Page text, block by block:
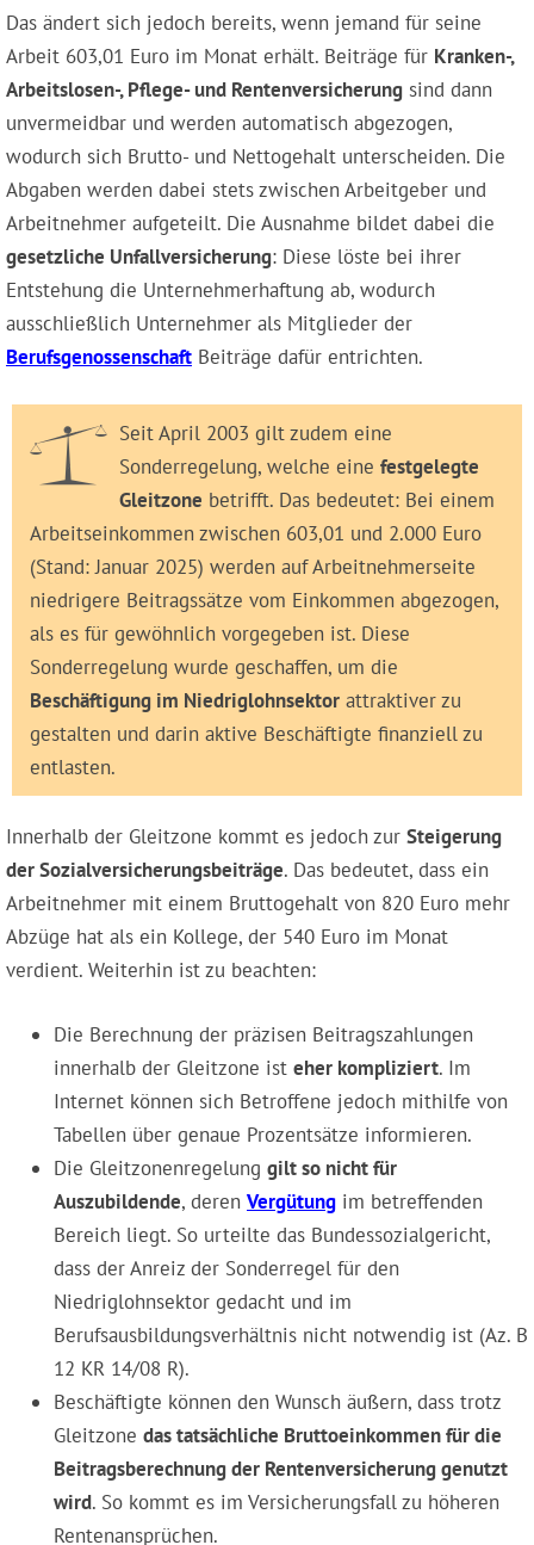
Das ändert sich jedoch bereits, wenn jemand für seine
Arbeit 603,01 Euro im Monat erhält. Beiträge für Kranken-,
Arbeitslosen-, Pflege- und Rentenversicherung sind dann
unvermeidbar und werden automatisch abgezogen,
wodurch sich Brutto- und Nettogehalt unterscheiden. Die
Abgaben werden dabei stets zwischen Arbeitgeber und
Arbeitnehmer aufgeteilt. Die Ausnahme bildet dabei die
gesetzliche Unfallversicherung: Diese löste bei ihrer
Entstehung die Unternehmerhaftung ab, wodurch
ausschließlich Unternehmer als Mitglieder der
Berufsgenossenschaft Beiträge dafür entrichten.
Seit April 2003 gilt zudem eine
Sonderregelung, welche eine festgelegte
Gleitzone betrifft. Das bedeutet: Bei einem
Arbeitseinkommen zwischen 603,01 und 2.000 Euro
(Stand: Januar 2025) werden auf Arbeitnehmerseite
niedrigere Beitragssätze vom Einkommen abgezogen,
als es für gewöhnlich vorgegeben ist. Diese
Sonderregelung wurde geschaffen, um die
Beschäftigung im Niedriglohnsektor attraktiver zu
gestalten und darin aktive Beschäftigte finanziell zu
entlasten.
Innerhalb der Gleitzone kommt es jedoch zur Steigerung
der Sozialversicherungsbeiträge. Das bedeutet, dass ein
Arbeitnehmer mit einem Bruttogehalt von 820 Euro mehr
Abzüge hat als ein Kollege, der 540 Euro im Monat
verdient. Weiterhin ist zu beachten:
Die Berechnung der präzisen Beitragszahlungen
innerhalb der Gleitzone ist eher kompliziert. Im
Internet können sich Betroffene jedoch mithilfe von
Tabellen über genaue Prozentsätze informieren.
Die Gleitzonenregelung gilt so nicht für
Auszubildende, deren Vergütung im betreffenden
Bereich liegt. So urteilte das Bundessozialgericht,
dass der Anreiz der Sonderregel für den
Niedriglohnsektor gedacht und im
Berufsausbildungsverhältnis nicht notwendig ist (Az. B
12 KR 14/08 R).
Beschäftigte können den Wunsch äußern, dass trotz
Gleitzone das tatsächliche Bruttoeinkommen für die
Beitragsberechnung der Rentenversicherung genutzt
wird. So kommt es im Versicherungsfall zu höheren
Rentenansprüchen.